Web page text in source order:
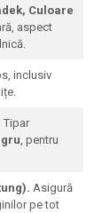
Culoare
aspect
inclusiv
Tipar
, pentru
Asigură
pe tot